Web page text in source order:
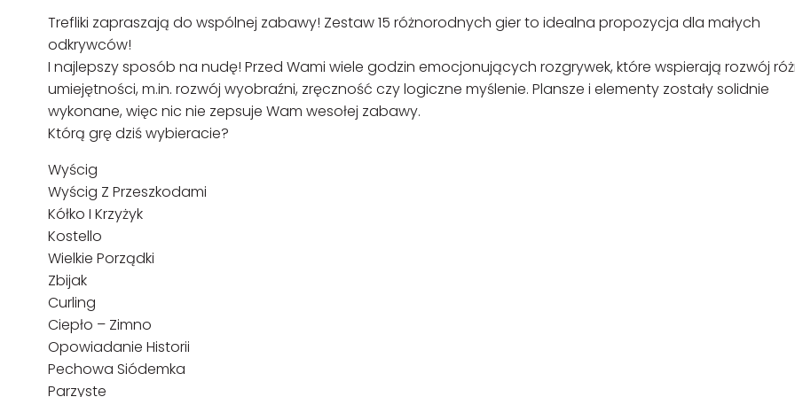
Trefliki zapraszają do wspólnej zabawy! Zestaw 15 różnorodnych gier to idealna propozycja dla małych
odkrywców!
I najlepszy sposób na nudę! Przed Wami wiele godzin emocjonujących rozgrywek, które wspierają rozwój
umiejętności, m.in. rozwój wyobraźni, zręczność czy logiczne myślenie. Plansze i elementy zostały solidnie
wykonane, więc nic nie zepsuje Wam wesołej zabawy.
Którą grę dziś wybieracie?
Wyścig
Wyścig Z Przeszkodami
Kółko I Krzyżyk
Kostello
Wielkie Porządki
Zbijak
Curling
Ciepło – Zimno
Opowiadanie Historii
Pechowa Siódemka
Parzyste